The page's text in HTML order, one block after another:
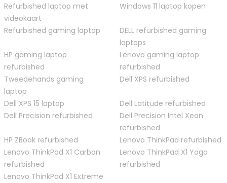
Refurbished laptop met
videokaart
Windows 11 laptop kopen
Refurbished gaming laptop
DELL refurbished gaming
laptops
HP gaming laptop
refurbished
Lenovo gaming laptop
refurbished
Tweedehands gaming
laptop
Dell XPS refurbished
Dell XPS 15 laptop
Dell Latitude refurbished
Dell Precision refurbished
Dell Precision Intel Xeon
refurbished
HP ZBook refurbished
Lenovo ThinkPad refurbished
Lenovo ThinkPad X1 Carbon
refurbished
Lenovo ThinkPad X1 Yoga
refurbished
Lenovo ThinkPad X1 Extreme